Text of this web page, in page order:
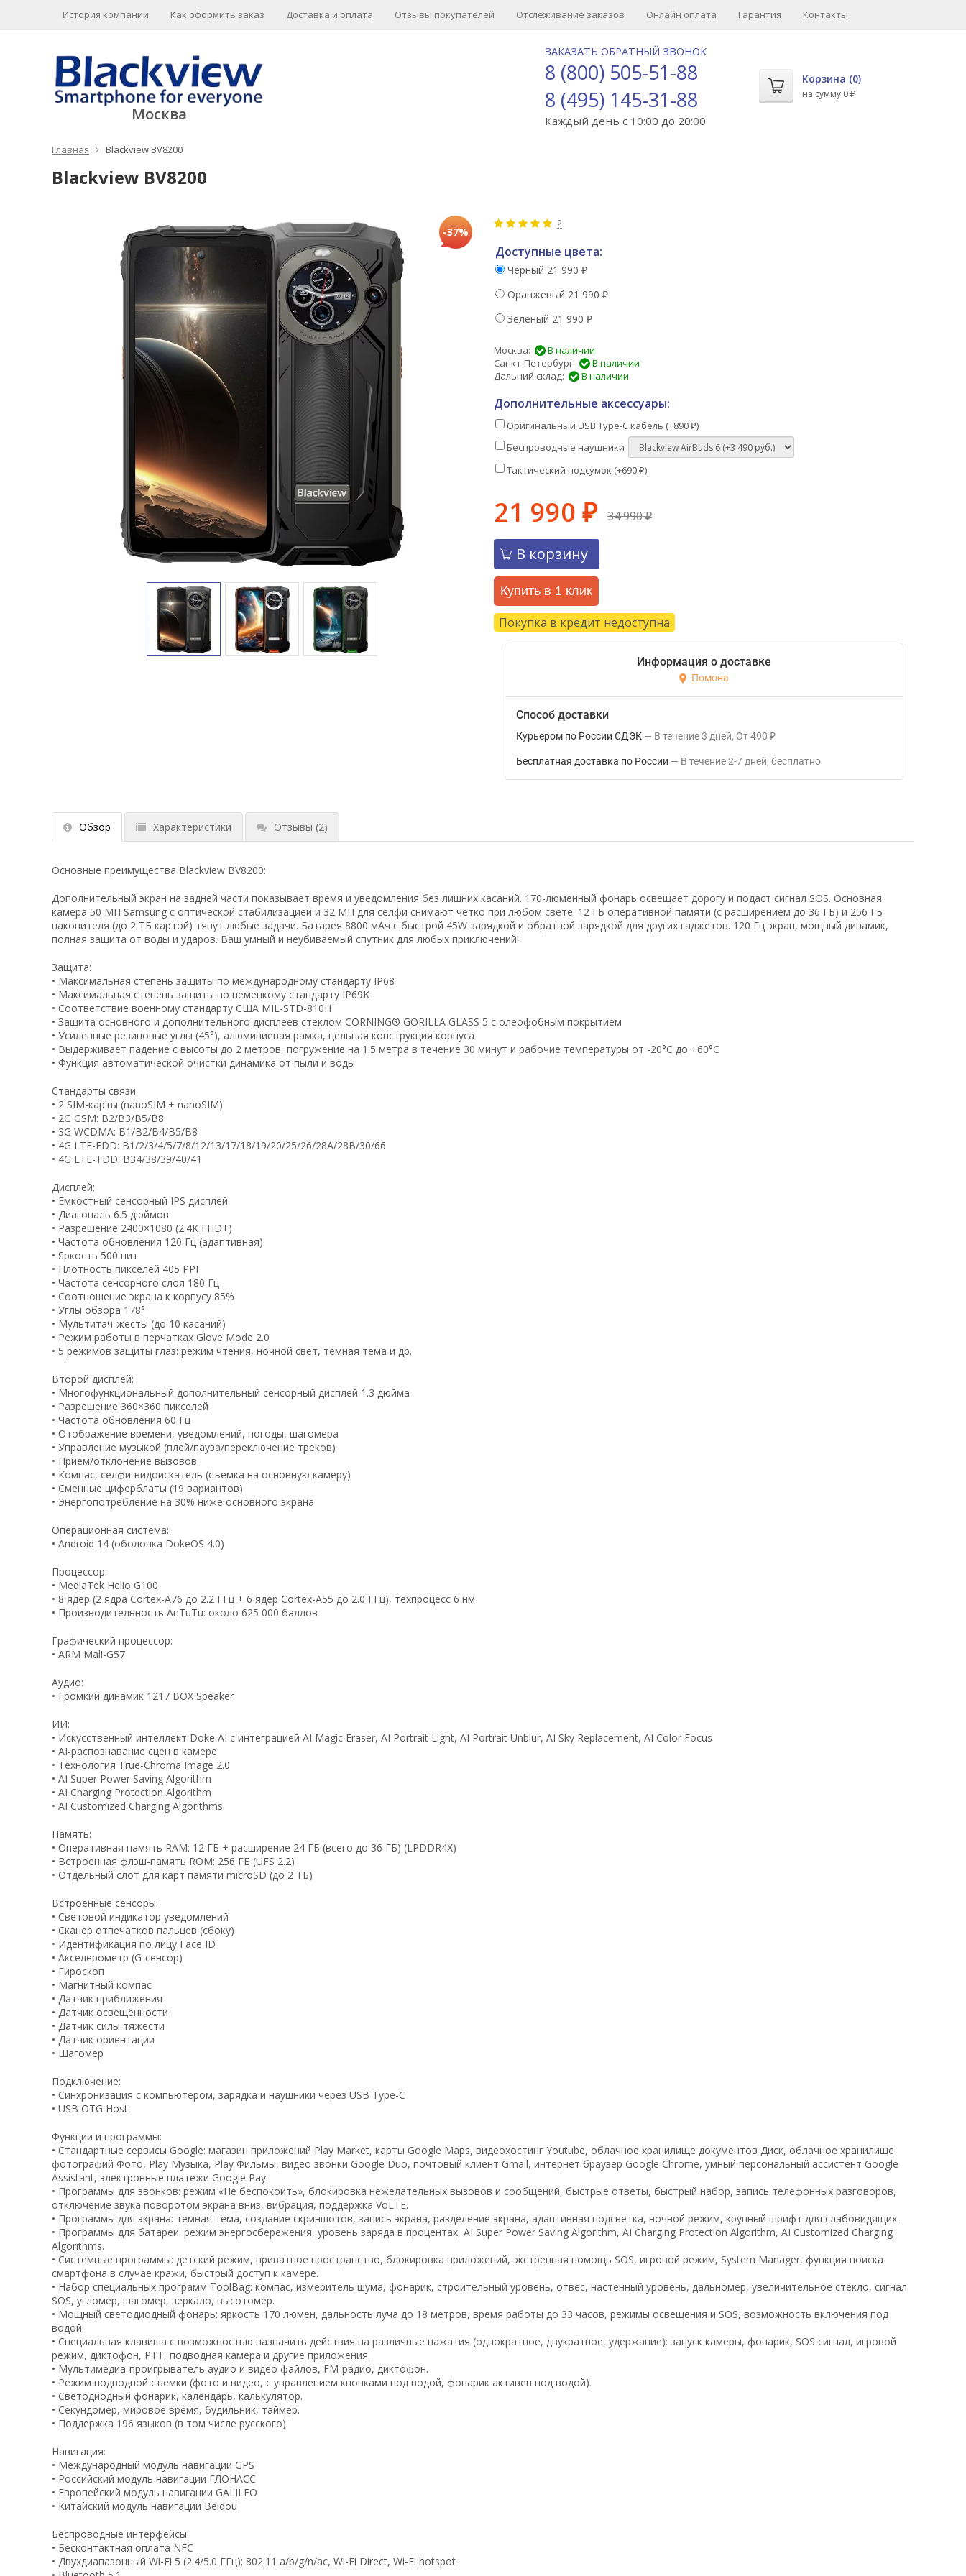
История компании Как оформить заказ Доставка и оплата Отзывы покупателей Отслеживание заказов Онлайн оплата Гарантия Контакты
Москва
ЗАКАЗАТЬ ОБРАТНЫЙ ЗВОНОК
8 (800) 505-51-88
8 (495) 145-31-88
Каждый день с 10:00 до 20:00
Корзина (0)
на сумму 0 ₽
Главная Blackview BV8200
Blackview BV8200
-37%
2
Доступные цвета:
Черный 21 990 ₽
Оранжевый 21 990 ₽
Зеленый 21 990 ₽
Москва:
В наличии
Санкт-Петербург:
В наличии
Дальний склад:
В наличии
Дополнительные аксессуары:
Оригинальный USB Type-C кабель (+890 ₽)
Беспроводные наушники
Тактический подсумок (+690 ₽)
21 990 ₽ 34 990₽
В корзину
Купить в 1 клик
Покупка в кредит недоступна
Информация о доставке
Помона
Способ доставки
Курьером по России СДЭК В течение3 дней От 490 ₽
Бесплатная доставка по России В течение2-7 дней Бесплатно
Обзор Характеристики Отзывы (2)
Основные преимущества Blackview BV8200:
Дополнительный экран на задней части показывает время и уведомления без лишних касаний. 170-люменный фонарь освещает дорогу и подаст сигнал SOS. Основная
камера 50 МП Samsung с оптической стабилизацией и 32 МП для селфи снимают чётко при любом свете. 12 ГБ оперативной памяти (с расширением до 36 ГБ) и 256 ГБ
накопителя (до 2 ТБ картой) тянут любые задачи. Батарея 8800 мАч с быстрой 45W зарядкой и обратной зарядкой для других гаджетов. 120 Гц экран, мощный динамик,
полная защита от воды и ударов. Ваш умный и неубиваемый спутник для любых приключений!
Защита:
• Максимальная степень защиты по международному стандарту IP68
• Максимальная степень защиты по немецкому стандарту IP69K
• Соответствие военному стандарту США MIL-STD-810H
• Защита основного и дополнительного дисплеев стеклом CORNING® GORILLA GLASS 5 с олеофобным покрытием
• Усиленные резиновые углы (45°), алюминиевая рамка, цельная конструкция корпуса
• Выдерживает падение с высоты до 2 метров, погружение на 1.5 метра в течение 30 минут и рабочие температуры от -20°C до +60°C
• Функция автоматической очистки динамика от пыли и воды
Стандарты связи:
• 2 SIM-карты (nanoSIM + nanoSIM)
• 2G GSM: B2/B3/B5/B8
• 3G WCDMA: B1/B2/B4/B5/B8
• 4G LTE-FDD: B1/2/3/4/5/7/8/12/13/17/18/19/20/25/26/28A/28B/30/66
• 4G LTE-TDD: B34/38/39/40/41
Дисплей:
• Емкостный сенсорный IPS дисплей
• Диагональ 6.5 дюймов
• Разрешение 2400×1080 (2.4K FHD+)
• Частота обновления 120 Гц (адаптивная)
• Яркость 500 нит
• Плотность пикселей 405 PPI
• Частота сенсорного слоя 180 Гц
• Соотношение экрана к корпусу 85%
• Углы обзора 178°
• Мультитач-жесты (до 10 касаний)
• Режим работы в перчатках Glove Mode 2.0
• 5 режимов защиты глаз: режим чтения, ночной свет, темная тема и др.
Второй дисплей:
• Многофункциональный дополнительный сенсорный дисплей 1.3 дюйма
• Разрешение 360×360 пикселей
• Частота обновления 60 Гц
• Отображение времени, уведомлений, погоды, шагомера
• Управление музыкой (плей/пауза/переключение треков)
• Прием/отклонение вызовов
• Компас, селфи-видоискатель (съемка на основную камеру)
• Сменные циферблаты (19 вариантов)
• Энергопотребление на 30% ниже основного экрана
Операционная система:
• Android 14 (оболочка DokeOS 4.0)
Процессор:
• MediaTek Helio G100
• 8 ядер (2 ядра Cortex-A76 до 2.2 ГГц + 6 ядер Cortex-A55 до 2.0 ГГц), техпроцесс 6 нм
• Производительность AnTuTu: около 625 000 баллов
Графический процессор:
• ARM Mali-G57
Аудио:
• Громкий динамик 1217 BOX Speaker
ИИ:
• Искусственный интеллект Doke AI с интеграцией AI Magic Eraser, AI Portrait Light, AI Portrait Unblur, AI Sky Replacement, AI Color Focus
• AI-распознавание сцен в камере
• Технология True-Chroma Image 2.0
• AI Super Power Saving Algorithm
• AI Charging Protection Algorithm
• AI Customized Charging Algorithms
Память:
• Оперативная память RAM: 12 ГБ + расширение 24 ГБ (всего до 36 ГБ) (LPDDR4X)
• Встроенная флэш-память ROM: 256 ГБ (UFS 2.2)
• Отдельный слот для карт памяти microSD (до 2 ТБ)
Встроенные сенсоры:
• Световой индикатор уведомлений
• Сканер отпечатков пальцев (сбоку)
• Идентификация по лицу Face ID
• Акселерометр (G-сенсор)
• Гироскоп
• Магнитный компас
• Датчик приближения
• Датчик освещённости
• Датчик силы тяжести
• Датчик ориентации
• Шагомер
Подключение:
• Синхронизация с компьютером, зарядка и наушники через USB Type-C
• USB OTG Host
Функции и программы:
• Стандартные сервисы Google: магазин приложений Play Market, карты Google Maps, видеохостинг Youtube, облачное хранилище документов Диск, облачное хранилище
фотографий Фото, Play Музыка, Play Фильмы, видео звонки Google Duo, почтовый клиент Gmail, интернет браузер Google Chrome, умный персональный ассистент Google
Assistant, электронные платежи Google Pay.
• Программы для звонков: режим «Не беспокоить», блокировка нежелательных вызовов и сообщений, быстрые ответы, быстрый набор, запись телефонных разговоров,
отключение звука поворотом экрана вниз, вибрация, поддержка VoLTE.
• Программы для экрана: темная тема, создание скриншотов, запись экрана, разделение экрана, адаптивная подсветка, ночной режим, крупный шрифт для слабовидящих.
• Программы для батареи: режим энергосбережения, уровень заряда в процентах, AI Super Power Saving Algorithm, AI Charging Protection Algorithm, AI Customized Charging
Algorithms.
• Системные программы: детский режим, приватное пространство, блокировка приложений, экстренная помощь SOS, игровой режим, System Manager, функция поиска
смартфона в случае кражи, быстрый доступ к камере.
• Набор специальных программ ToolBag: компас, измеритель шума, фонарик, строительный уровень, отвес, настенный уровень, дальномер, увеличительное стекло, сигнал
SOS, угломер, шагомер, зеркало, высотомер.
• Мощный светодиодный фонарь: яркость 170 люмен, дальность луча до 18 метров, время работы до 33 часов, режимы освещения и SOS, возможность включения под
водой.
• Специальная клавиша с возможностью назначить действия на различные нажатия (однократное, двукратное, удержание): запуск камеры, фонарик, SOS сигнал, игровой
режим, диктофон, PTT, подводная камера и другие приложения.
• Мультимедиа-проигрыватель аудио и видео файлов, FM-радио, диктофон.
• Режим подводной съемки (фото и видео, с управлением кнопками под водой, фонарик активен под водой).
• Светодиодный фонарик, календарь, калькулятор.
• Секундомер, мировое время, будильник, таймер.
• Поддержка 196 языков (в том числе русского).
Навигация:
• Международный модуль навигации GPS
• Российский модуль навигации ГЛОНАСС
• Европейский модуль навигации GALILEO
• Китайский модуль навигации Beidou
Беспроводные интерфейсы:
• Бесконтактная оплата NFC
• Двухдиапазонный Wi-Fi 5 (2.4/5.0 ГГц); 802.11 a/b/g/n/ac, Wi-Fi Direct, Wi-Fi hotspot